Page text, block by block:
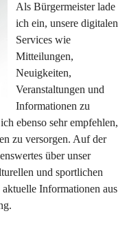
Als Bürgermeister lade
ich ein, unsere digitalen
Services wie
Mitteilungen,
Neuigkeiten,
Veranstaltungen und
Informationen zu
ebenso sehr empfehlen,
zu versorgen. Auf der
über unser
und sportlichen
Informationen aus